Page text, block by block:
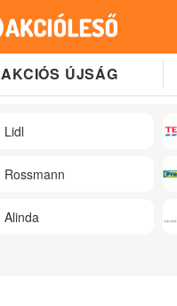
AKCIÓS ÚJSÁG
Lidl
Rossmann
Alinda